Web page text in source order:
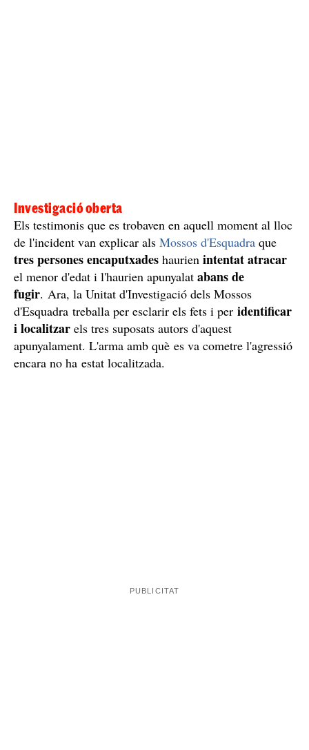
Investigació oberta
Els testimonis que es trobaven en aquell moment al lloc
de l'incident van explicar als Mossos d'Esquadra que
tres persones encaputxades haurien intentat atracar
el menor d'edat i l'haurien apunyalat abans de
fugir. Ara, la Unitat d'Investigació dels Mossos
d'Esquadra treballa per esclarir els fets i per identificar
i localitzar els tres suposats autors d'aquest
apunyalament. L'arma amb què es va cometre l'agressió
encara no ha estat localitzada.